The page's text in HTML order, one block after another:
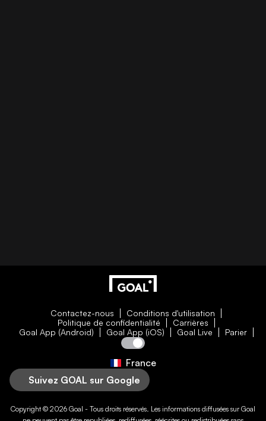
Contactez-nous
Conditions d'utilisation
Politique de confidentialité
Carrières
Goal App (Android)
Goal App (iOS) Goal Live Parier
France
Suivez GOAL sur Google
Copyright © 2026 Goal - Tous droits réservés. Les informations diffusées surGoal